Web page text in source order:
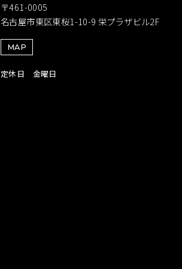
〒461-0005
名古屋市東区東桜1-10-9 栄プラザビル2F
MAP
定休日 金曜日